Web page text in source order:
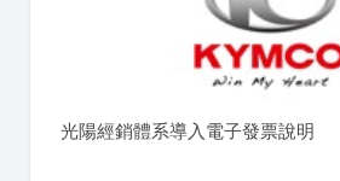
光陽經銷體系導入電子發票說明